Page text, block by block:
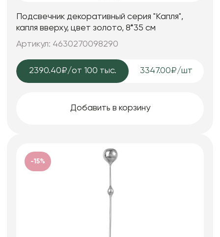
Подсвечник декоративный серия "Капля",
капля вверху, цвет золото, 8*35 см
Артикул: 4630270098290
2390.40₽/от 100 тыс. 3347.00₽/шт
Добавить в корзину
-15%